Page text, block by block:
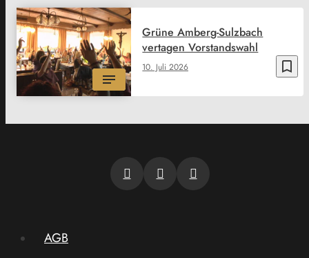
bookmark_border
10. Juli 2026
Grüne Amberg-Sulzbach
vertagen Vorstandswahl
AGB